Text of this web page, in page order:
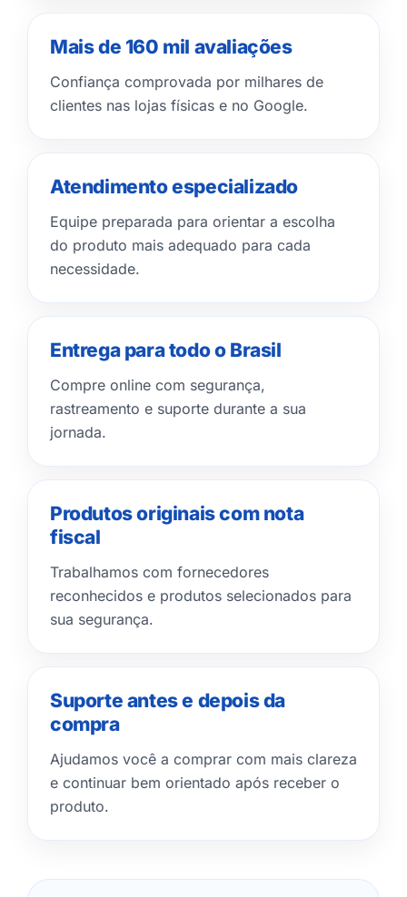
Mais de 160 mil avaliações
Confiança comprovada por milhares de
clientes nas lojas físicas e no Google.
Atendimento especializado
Equipe preparada para orientar a escolha
do produto mais adequado para cada
necessidade.
Entrega para todo o Brasil
Compre online com segurança,
rastreamento e suporte durante a sua
jornada.
Produtos originais com nota
fiscal
Trabalhamos com fornecedores
reconhecidos e produtos selecionados para
sua segurança.
Suporte antes e depois da
compra
Ajudamos você a comprar com mais clareza
e continuar bem orientado após receber o
produto.